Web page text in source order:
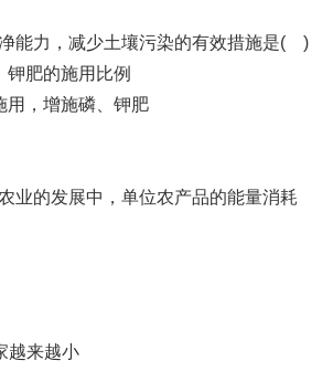
能力，减少土壤污染的有效措施是( )
钾肥的施用比例
用，增施磷、钾肥
业的发展中，单位农产品的能量消耗
越来越小